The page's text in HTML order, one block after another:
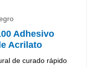
Adhesivo
Acrilato
de curado rápido